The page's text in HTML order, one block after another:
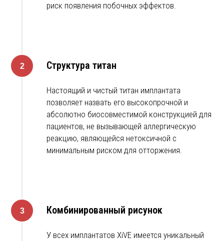
риск появления побочных эффектов.
Структура титан
Настоящий и чистый титан имплантата
позволяет назвать его высокопрочной и
абсолютно биосовместимой конструкцией для
пациентов, не вызывающей аллергическую
реакцию, являющейся нетоксичной с
минимальным риском для отторжения.
Комбинированный рисунок
У всех имплантатов XiVE имеется уникальный